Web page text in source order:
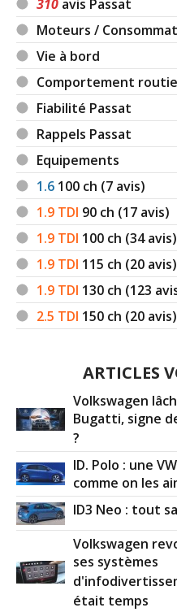
310 avis Passat
Moteurs /
Vie à bord
Comportement
Fiabilité Passat
Rappels Passat
Equipements
1.6 100 ch (7 avis)
1.9 TDI 90 ch (17 avis)
1.9 TDI 100 ch (34 avis)
1.9 TDI 115 ch (20 avis)
1.9 TDI 130 ch (123
2.5 TDI 150 ch (20 avis)
ARTICLES
Volkswagen
Bugatti, signe
?
ID. Polo : une
comme on les
ID3 Neo : tout
Volkswagen
ses systèmes
était temps